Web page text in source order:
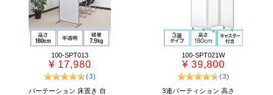
100-SPT013
¥ 17,980
(3)
パーテーション 床置き 自
100-SPT021W
¥ 39,800
(3)
3連パーティション 高さ